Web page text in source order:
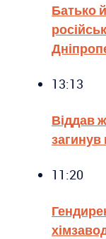
Батько
13:13
Віддав
11:20